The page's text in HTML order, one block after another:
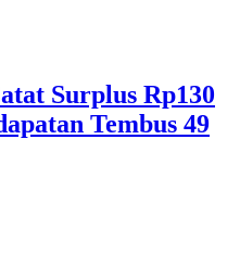
Surplus Rp130
Tembus 49